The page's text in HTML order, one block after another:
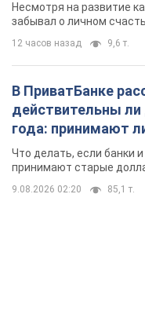
Несмотря на развитие
забывал о личном
12 часов назад 9,6 т.
В ПриватБанке
действительны
года: принимают
банки такие
Что делать, если банки
принимают старые
9.08.2026 02:20 85,1 т.